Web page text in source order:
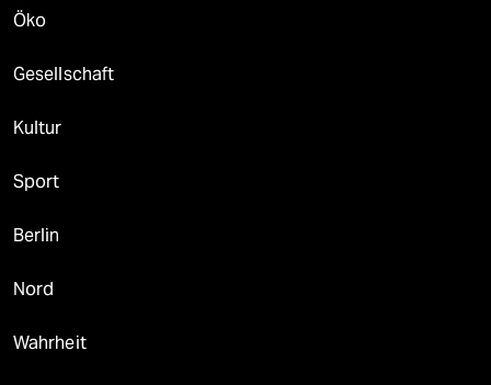
Öko
Gesellschaft
Kultur
Sport
Berlin
Nord
Wahrheit